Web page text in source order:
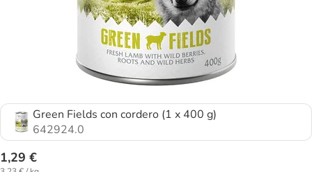
Green Fields con cordero (1 x 400 g)
642924.0
1,29 €